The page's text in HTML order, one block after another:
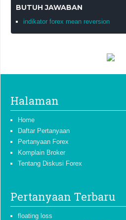
BUTUH JAWABAN
indikator forex mean reversion
Halaman
Home
Daftar Pertanyaan
Pertanyaan Forex
Komplain Broker
Tentang Diskusi Forex
Pertanyaan Terbaru
floating loss